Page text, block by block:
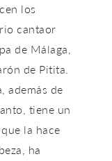
los
cantaor
de Málaga,
de Pitita.
además de
tiene un
la hace
ha